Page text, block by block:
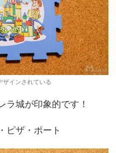
ザインされている
ラ城が印象的です！
ピザ・ポート